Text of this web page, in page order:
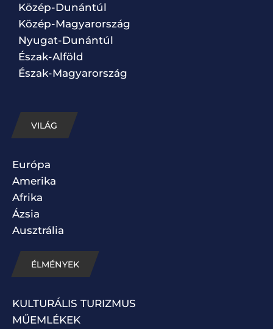
Közép-Dunántúl
Közép-Magyarország
Nyugat-Dunántúl
Észak-Alföld
Észak-Magyarország
VILÁG
Európa
Amerika
Afrika
Ázsia
Ausztrália
ÉLMÉNYEK
KULTURÁLIS TURIZMUS
MŰEMLÉKEK